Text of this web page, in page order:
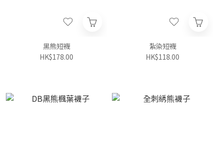
黑熊短襪
HK$178.00
紮染短襪
HK$118.00